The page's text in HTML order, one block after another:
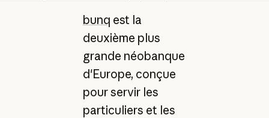
bunq est la
deuxième plus
grande néobanque
d'Europe, conçue
pour servir les
particuliers et les